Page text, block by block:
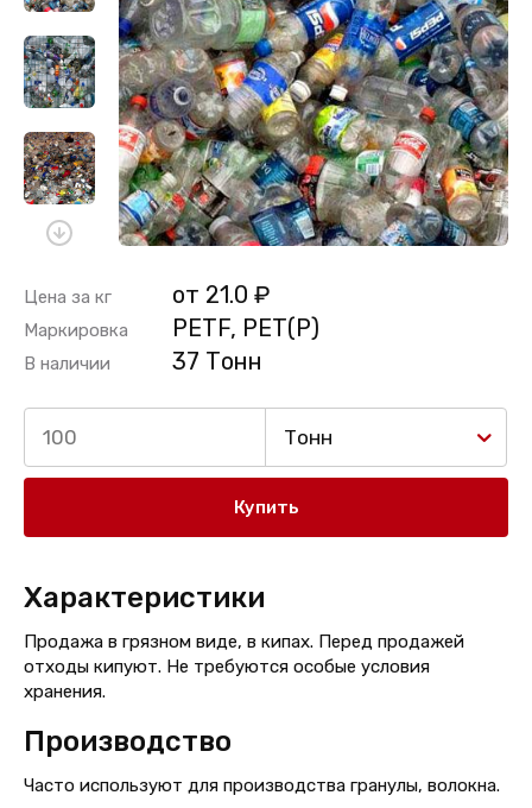
Цена за кг от 21.0 ₽
Маркировка PETF, PET(P)
В наличии 37 Тонн
Тонн
Купить
Характеристики
Продажа в грязном виде, в кипах. Перед продажей
отходы кипуют. Не требуются особые условия
хранения.
Производство
Часто используют для производства гранулы, волокна.